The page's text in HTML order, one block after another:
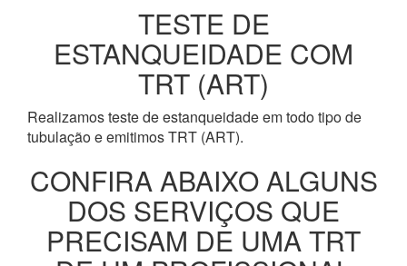
TESTE DE
ESTANQUEIDADE COM
TRT (ART)
Realizamos teste de estanqueidade em todo tipo de
tubulação e emitimos TRT (ART).
CONFIRA ABAIXO ALGUNS
DOS SERVIÇOS QUE
PRECISAM DE UMA TRT